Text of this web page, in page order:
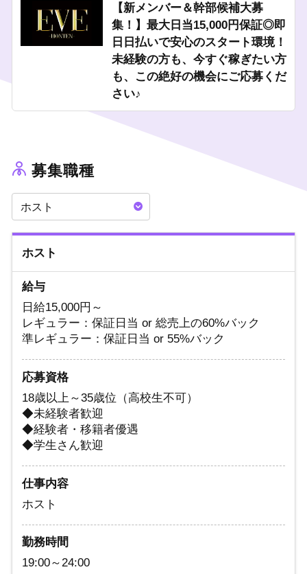
私たちが求めているのは、経験ではなく「これからどうなりたい
か」というあなたの可能性です。
夢を叶えるための第一歩を、横浜トップクラスの集客力とサポー
ト体制が整ったこの場所で踏み出してみませんか？
即日体験入店OK🎉
※当日21時までにご連絡ください。
ご応募・お問い合わせお待ちしております♪
【新メンバー＆幹部候補大募
集！】最大日当15,000円保証◎即
日日払いで安心のスタート環境！
未経験の方も、今すぐ稼ぎたい方
も、この絶好の機会にご応募くだ
さい♪
募集職種
ホスト
ホスト
給与
日給15,000円～
レギュラー：保証日当 or 総売上の60%バック
準レギュラー：保証日当 or 55%バック
応募資格
18歳以上～35歳位（高校生不可）
◆未経験者歓迎
◆経験者・移籍者優遇
◆学生さん歓迎
仕事内容
ホスト
勤務時間
19:00～24:00